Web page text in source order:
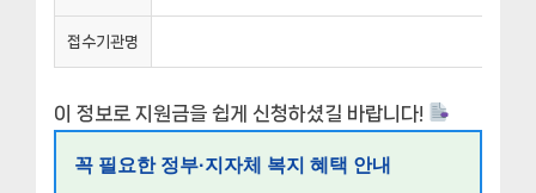
접수기관명
이 정보로 지원금을 쉽게 신청하셨길 바랍니다!
꼭 필요한 정부·지자체 복지 혜택 안내